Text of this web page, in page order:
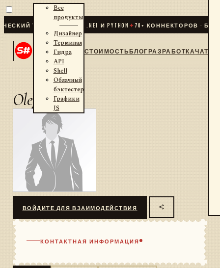
ТРЕЙДИНГ ДЛЯ .NET И PYTHON✦70+ КОННЕКТОРОВ ·
Все
продукты
Дизайнер
Терминал
Гидра
API
Shell
Облачный
бэктестер
Графики
JS
СТОИМОСТЬБЛОГРАЗРАБОТКАЧАТ
OlegRI
ВОЙДИТЕ ДЛЯ ВЗАИМОДЕЙСТВИЯ
КОНТАКТНАЯ ИНФОРМАЦИЯ